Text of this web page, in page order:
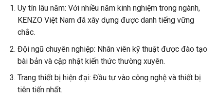
Uy tín lâu năm: Với nhiều năm kinh nghiệm trong ngành,
KENZO Việt Nam đã xây dựng được danh tiếng vững
chắc.
Đội ngũ chuyên nghiệp: Nhân viên kỹ thuật được đào tạo
bài bản và cập nhật kiến thức thường xuyên.
Trang thiết bị hiện đại: Đầu tư vào công nghệ và thiết bị
tiên tiến nhất.